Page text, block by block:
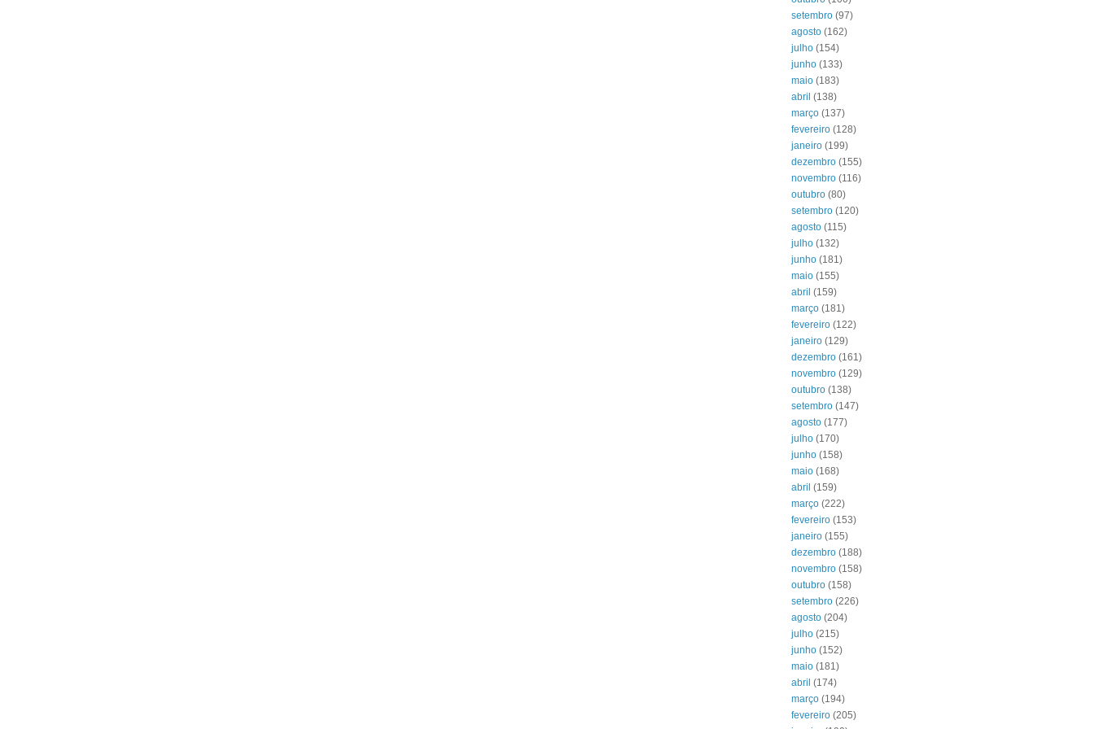
setembro (97)
agosto (162)
julho (154)
junho (133)
maio (183)
abril (138)
março (137)
fevereiro (128)
janeiro (199)
dezembro (155)
novembro (116)
outubro (80)
setembro (120)
agosto (115)
julho (132)
junho (181)
maio (155)
abril (159)
março (181)
fevereiro (122)
janeiro (129)
dezembro (161)
novembro (129)
outubro (138)
setembro (147)
agosto (177)
julho (170)
junho (158)
maio (168)
abril (159)
março (222)
fevereiro (153)
janeiro (155)
dezembro (188)
novembro (158)
outubro (158)
setembro (226)
agosto (204)
julho (215)
junho (152)
maio (181)
abril (174)
março (194)
fevereiro (205)